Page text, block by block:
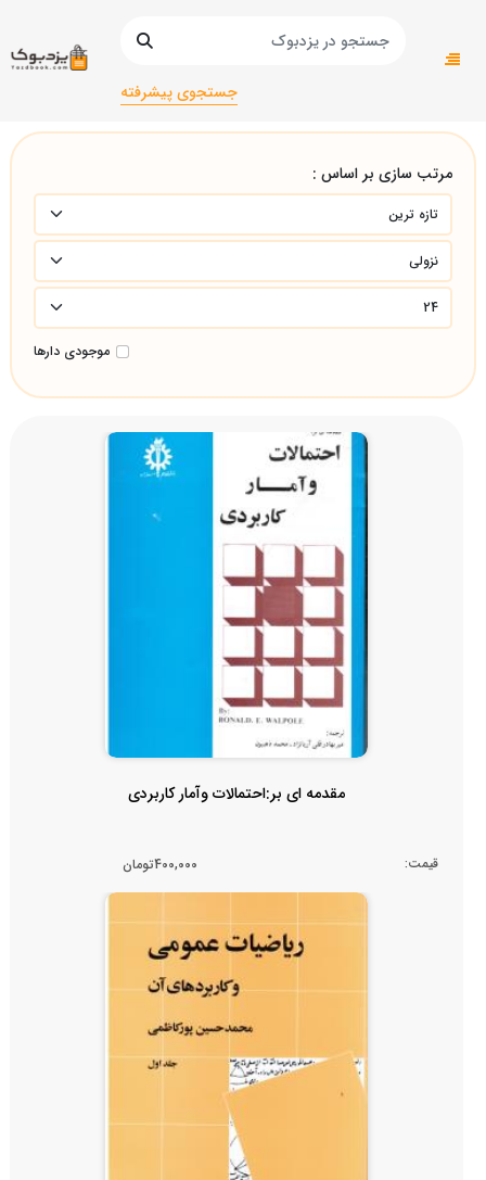
جستجوی پیشرفته
صفحه اصلی
مرتب سازی بر اساس :
موجودی دارها
مقدمه ای بر:احتمالات وآمار کاربردی
قیمت: 400,000تومان